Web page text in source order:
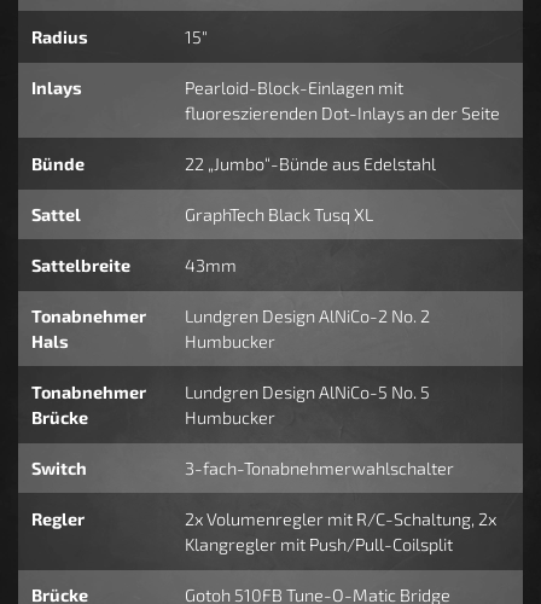
Radius 15"
Inlays
Pearloid-Block-Einlagen mit
fluoreszierenden Dot-Inlays an der Seite
Bünde 22 „Jumbo“-Bünde aus Edelstahl
Sattel GraphTech Black Tusq XL
Sattelbreite 43mm
Tonabnehmer
Hals
Lundgren Design AlNiCo-2 No. 2
Humbucker
Tonabnehmer
Brücke
Lundgren Design AlNiCo-5 No. 5
Humbucker
Switch 3-fach-Tonabnehmerwahlschalter
Regler
2x Volumenregler mit R/C-Schaltung, 2x
Klangregler mit Push/Pull-Coilsplit
Brücke Gotoh 510FB Tune-O-Matic Bridge